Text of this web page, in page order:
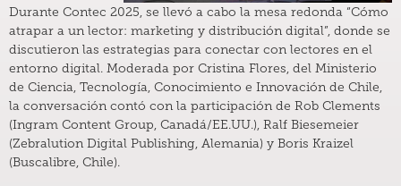
Durante Contec 2025, se llevó a cabo la mesa redonda “Cómo
atrapar a un lector: marketing y distribución digital”, donde se
discutieron las estrategias para conectar con lectores en el
entorno digital. Moderada por Cristina Flores, del Ministerio
de Ciencia, Tecnología, Conocimiento e Innovación de Chile,
la conversación contó con la participación de Rob Clements
(Ingram Content Group, Canadá/EE.UU.), Ralf Biesemeier
(Zebralution Digital Publishing, Alemania) y Boris Kraizel
(Buscalibre, Chile).